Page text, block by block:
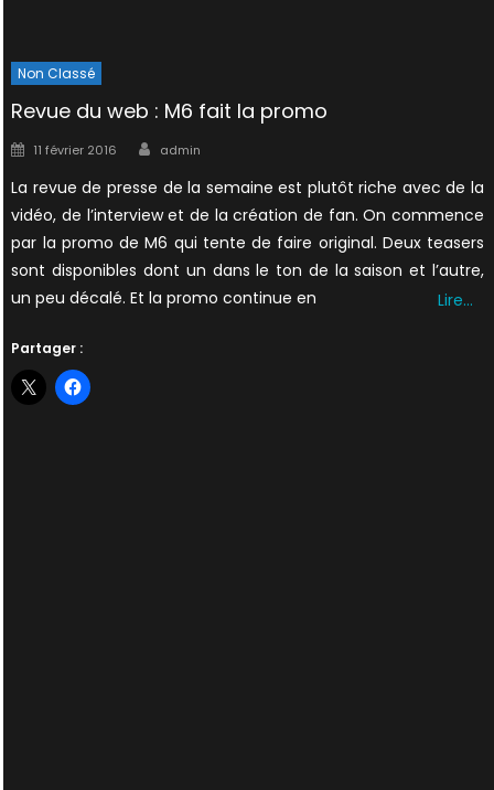
Non Classé
Revue du web : M6 fait la promo
Posted
11 février 2016 Author
admin
La revue de presse de la semaine est plutôt riche avec de la
vidéo, de l’interview et de la création de fan. On commence
par la promo de M6 qui tente de faire original. Deux teasers
sont disponibles dont un dans le ton de la saison et l’autre,
un peu décalé. Et la promo continue en
Lire…
Partager :